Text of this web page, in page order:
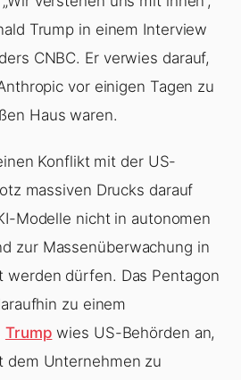
Trump in einem Interview
CNBC. Er verwies darauf,
vor einigen Tagen zu
Haus waren.
Konflikt mit der US-
massiven Drucks darauf
Modelle nicht in autonomen
zur Massenüberwachung in
werden dürfen. Das Pentagon
zu einem
Trump wies US-Behörden an,
dem Unternehmen zu